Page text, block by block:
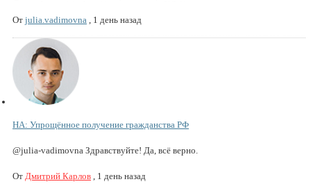
От julia.vadimovna 1 день назад
НА: Упрощённое получение гражданства РФ
@julia-vadimovna Здравствуйте! Да, всё верно.
От Дмитрий Карлов 1 день назад